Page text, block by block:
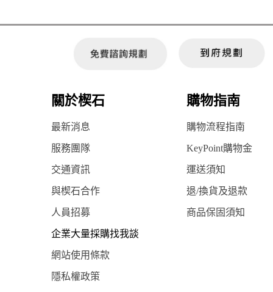
關於楔石 購物指南
最新消息 購物流程指南
服務團隊 KeyPoint購物金
交通資訊 運送須知
與楔石合作 退/換貨及退款
人員招募 商品保固須知
企業大量採購找我談
網站使用條款
隱私權政策